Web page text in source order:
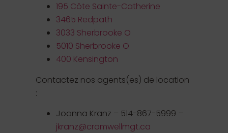
195 Côte Sainte-Catherine
3465 Redpath
3033 Sherbrooke O
5010 Sherbrooke O
400 Kensington
Contactez nos agents(es) de location
:
Joanna Kranz – 514-867-5999 –
jkranz@cromwellmgt.ca